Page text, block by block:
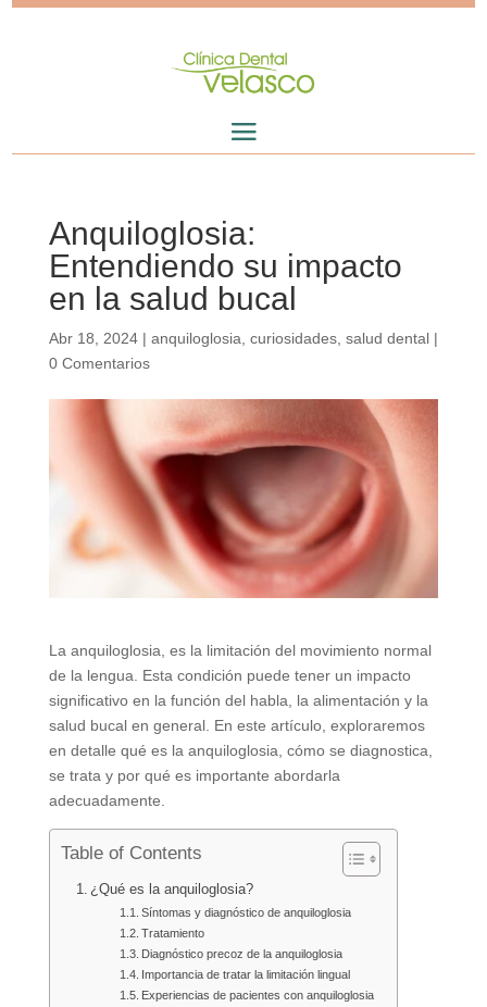
Anquiloglosia:
Entendiendo su impacto
en la salud bucal
Abr 18, 2024| anquiloglosia, curiosidades, salud dental|
0 Comentarios
La anquiloglosia, es la limitación del movimiento normal
de la lengua. Esta condición puede tener un impacto
significativo en la función del habla, la alimentación y la
salud bucal en general. En este artículo, exploraremos
en detalle qué es la anquiloglosia, cómo se diagnostica,
se trata y por qué es importante abordarla
adecuadamente.
Table of Contents
¿Qué es la anquiloglosia?
Síntomas y diagnóstico de anquiloglosia
Tratamiento
Diagnóstico precoz de la anquiloglosia
Importancia de tratar la limitación lingual
Experiencias de pacientes con anquiloglosia